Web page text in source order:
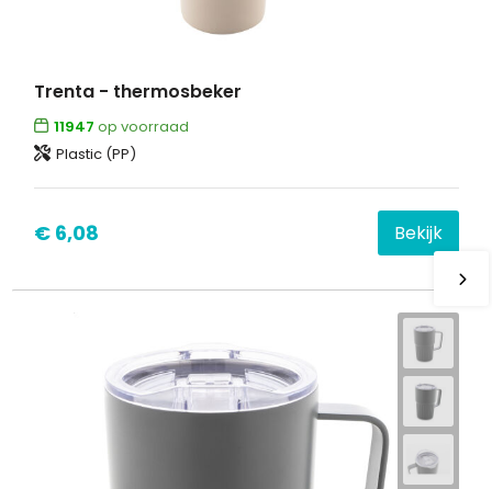
Trenta - thermosbeker
11947 op voorraad
Plastic (PP)
€ 6,08 Bekijk